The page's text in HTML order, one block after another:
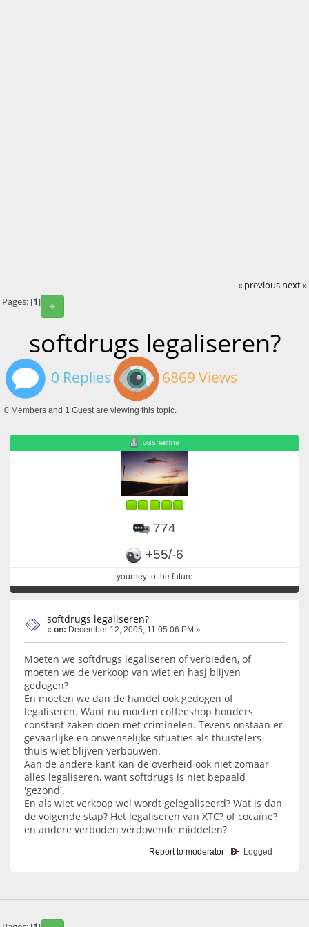
« previous next »
+
Pages: [1]
softdrugs legaliseren?
0 Replies 6869 Views
0 Members and 1 Guest are viewing this topic.
bashanna
774
+55/-6
yourney to the future
softdrugs legaliseren?
« on: December 12, 2005, 11:05:06 PM »
Moeten we softdrugs legaliseren of verbieden, of
moeten we de verkoop van wiet en hasj blijven
gedogen?
En moeten we dan de handel ook gedogen of
legaliseren. Want nu moeten coffeeshop houders
constant zaken doen met criminelen. Tevens onstaan er
gevaarlijke en onwenselijke situaties als thuistelers
thuis wiet blijven verbouwen.
Aan de andere kant kan de overheid ook niet zomaar
alles legaliseren, want softdrugs is niet bepaald
'gezond'.
En als wiet verkoop wel wordt gelegaliseerd? Wat is dan
de volgende stap? Het legaliseren van XTC? of cocaïne?
en andere verboden verdovende middelen?
Report to moderator Logged